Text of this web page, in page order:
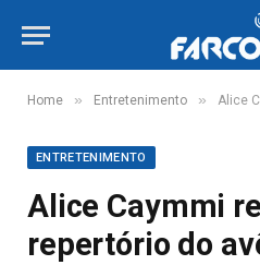
Home » Entretenimento » Alice Caymmi
ENTRETENIMENTO
Alice Caymmi
repertório do